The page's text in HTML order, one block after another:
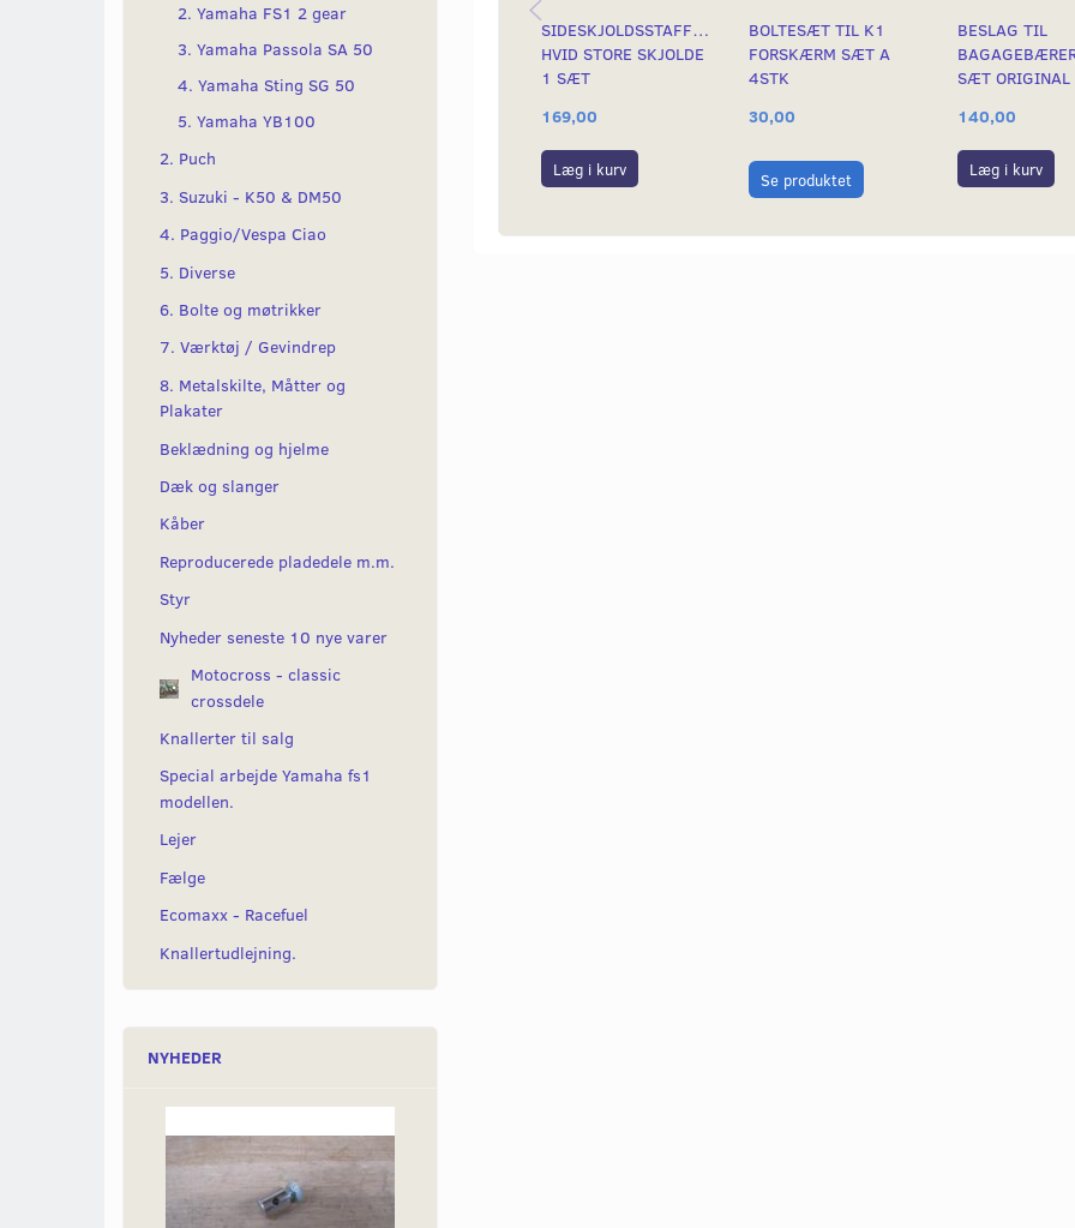
2. Yamaha FS1 2 gear
3. Yamaha Passola SA 50
4. Yamaha Sting SG 50
5. Yamaha YB100
2. Puch
3. Suzuki - K50 & DM50
4. Paggio/Vespa Ciao
5. Diverse
6. Bolte og møtrikker
7. Værktøj / Gevindrep
8. Metalskilte, Måtter og
Plakater
Beklædning og hjelme
Dæk og slanger
Kåber
Reproducerede pladedele m.m.
Styr
Nyheder seneste 10 nye varer
Motocross - classic
crossdele
Knallerter til salg
Special arbejde Yamaha fs1
modellen.
Lejer
Fælge
Ecomaxx - Racefuel
Knallertudlejning.
NYHEDER
SIDESKJOLDSSTAFFERINGER
HVID STORE SKJOLDE
1 SÆT
169,00
Læg i kurv
BOLTESÆT TIL K1
FORSKÆRM SÆT A
4STK
30,00
Se produktet
BESLAG TIL
SÆT ORIGINAL
140,00
Læg i kurv